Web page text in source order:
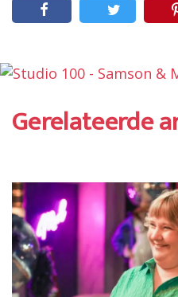
Gerelateerde